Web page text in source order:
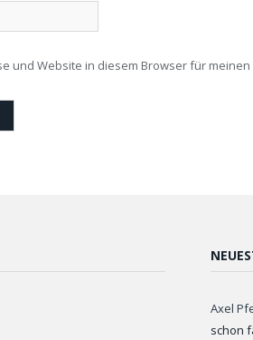
und Website in diesem Browser für
Axel
schon